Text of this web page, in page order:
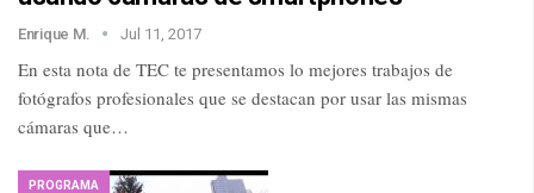
Enrique M. Jul 11, 2017
En esta nota de TEC te presentamos lo mejores trabajos de
fotógrafos profesionales que se destacan por usar las mismas
cámaras que…
PROGRAMA